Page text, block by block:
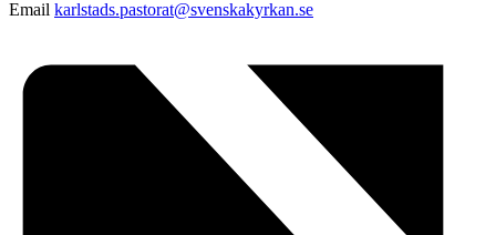
Email karlstads.pastorat@svenskakyrkan.se